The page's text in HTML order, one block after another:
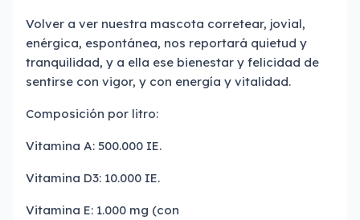
Volver a ver nuestra mascota corretear, jovial,
enérgica, espontánea, nos reportará quietud y
tranquilidad, y a ella ese bienestar y felicidad de
sentirse con vigor, y con energía y vitalidad.
Composición por litro:
Vitamina A: 500.000 IE.
Vitamina D3: 10.000 IE.
Vitamina E: 1.000 mg (con